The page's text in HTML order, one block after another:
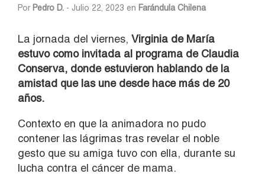
Por Pedro D. - Julio 22, 2023 en Farándula Chilena
La jornada del viernes, Virginia de María
estuvo como invitada al programa de Claudia
Conserva, donde estuvieron hablando de la
amistad que las une desde hace más de 20
años.
Contexto en que la animadora no pudo
contener las lágrimas tras revelar el noble
gesto que su amiga tuvo con ella, durante su
lucha contra el cáncer de mama.